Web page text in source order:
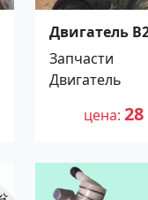
Двигатель
Honda Step
Краснодар
Запчасти
Двигатель
цена 28